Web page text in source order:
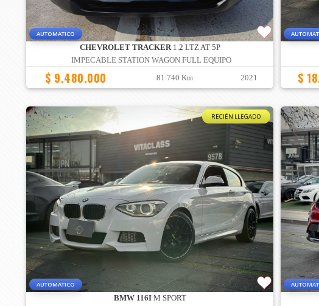
AUTOMATICO
CHEVROLET TRACKER1.2 LTZ AT 5P
IMPECABLE STATION WAGON FULL EQUIPO
$ 9.480.000 81.740 Km 2021 $
RECIÉN LLEGADO
AUTOMATICO
BMW 116IM SPORT